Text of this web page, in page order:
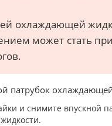
охлаждающей
может стать
патрубок
и снимите впускной